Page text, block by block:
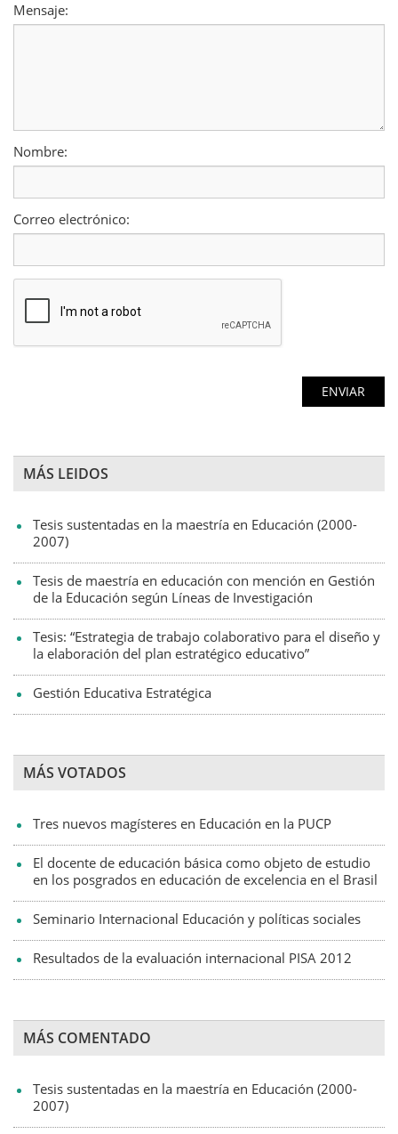
Mensaje:
Nombre:
Correo electrónico:
MÁS LEIDOS
Tesis sustentadas en la maestría en Educación (2000-
2007)
Tesis de maestría en educación con mención en Gestión
de la Educación según Líneas de Investigación
Tesis: “Estrategia de trabajo colaborativo para el diseño y
la elaboración del plan estratégico educativo”
Gestión Educativa Estratégica
MÁS VOTADOS
Tres nuevos magísteres en Educación en la PUCP
El docente de educación básica como objeto de estudio
en los posgrados en educación de excelencia en el Brasil
Seminario Internacional Educación y políticas sociales
Resultados de la evaluación internacional PISA 2012
MÁS COMENTADO
Tesis sustentadas en la maestría en Educación (2000-
2007)